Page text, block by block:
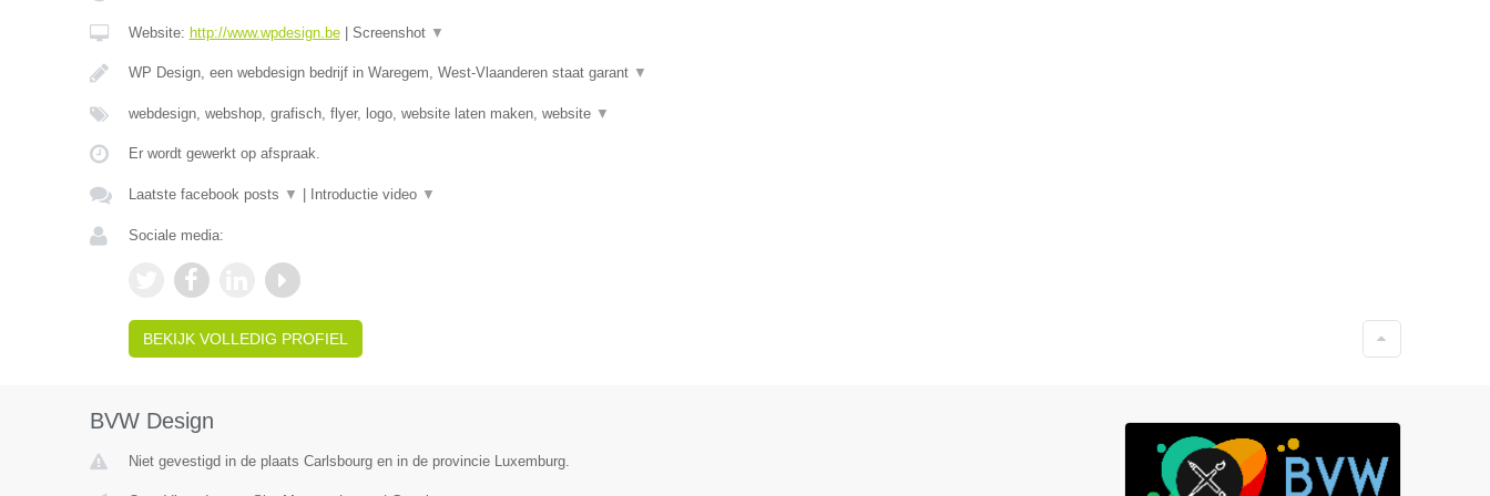
Website: http://www.wpdesign.be| Screenshot ▼
WP Design, een webdesign bedrijf in Waregem, West-Vlaanderen staat garant ▼
webdesign, webshop, grafisch, flyer, logo, website laten maken, website ▼
Er wordt gewerkt op afspraak.
Laatste facebook posts ▼ Introductie video ▼
Sociale media:
BEKIJK VOLLEDIG PROFIEL
BVW Design
Niet gevestigd in de plaats Carlsbourg en in de provincie Luxemburg.